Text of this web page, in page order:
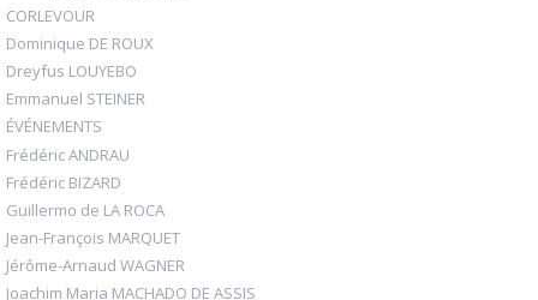
CORLEVOUR
Dominique DE ROUX
Dreyfus LOUYEBO
Emmanuel STEINER
ÉVÉNEMENTS
Frédéric ANDRAU
Frédéric BIZARD
Guillermo de LA ROCA
Jean-François MARQUET
Jérôme-Arnaud WAGNER
Joachim Maria MACHADO DE ASSIS